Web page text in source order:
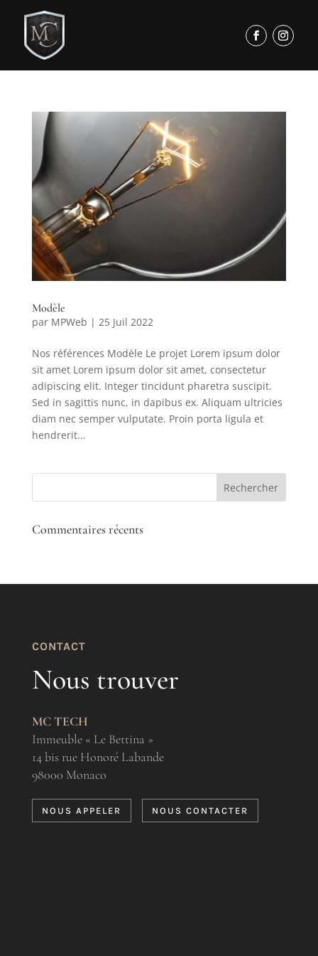
Modèle
par MPWeb | 25 Juil 2022
Nos références Modèle Le projet Lorem ipsum dolor
sit amet Lorem ipsum dolor sit amet, consectetur
adipiscing elit. Integer tincidunt pharetra suscipit.
Sed in sagittis nunc, in dapibus ex. Aliquam ultricies
diam nec semper vulputate. Proin porta ligula et
hendrerit...
Commentaires récents
CONTACT
Nous trouver
MC TECH
Immeuble « Le Bettina »
14 bis rue Honoré Labande
98000 Monaco
NOUS APPELER NOUS CONTACTER